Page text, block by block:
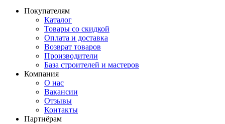
Покупателям
Каталог
Товары со скидкой
Оплата и доставка
Возврат товаров
Производители
База строителей и мастеров
Компания
О нас
Вакансии
Отзывы
Контакты
Партнёрам